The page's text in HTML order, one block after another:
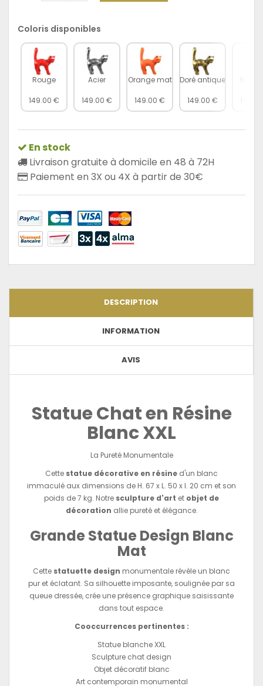
Coloris disponibles
Rouge
149.00 €
Acier
149.00 €
Orange mat
149.00 €
Doré antique
149.00 €
En stock
Livraison gratuite à domicile en 48 à 72H
Paiement en 3X ou 4X à partir de 30€
DESCRIPTION
INFORMATION
AVIS
Statue Chat en Résine
Blanc XXL
La Pureté Monumentale
Cette statue décorative en résine d'un blanc
immaculé aux dimensions de H. 67 x L. 50 x l. 20 cm et son
poids de 7 kg. Notre sculpture d'art et objet de
décoration allie pureté et élégance.
Grande Statue Design Blanc
Mat
Cette statuette design monumentale révèle un blanc
pur et éclatant. Sa silhouette imposante, soulignée par sa
queue dressée, crée une présence graphique saisissante
dans tout espace.
Cooccurrences pertinentes :
Statue blanche XXL
Sculpture chat design
Objet décoratif blanc
Art contemporain monumental